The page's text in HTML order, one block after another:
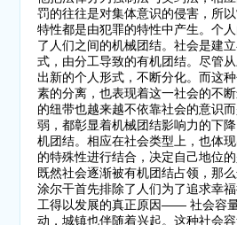
罚的往往是对集体意识的侵害，所
特性都是由犯罪的特性中产生。个
了人们之间的机械团结。社会是建
式，由分工导致的有机团结。尽管
出新的个人形式，不断分化。而这
素的分离，也表现着这一社会的不
的纽带也越来越不依靠社会的意识
弱，都彰显着机械团结影响力的下
机团结。相应在社会类型上，也体
的特殊性进行结合，决定自己地位
既然社会逐渐被有机团结占领，那
涂尔干首先排除了人们为了追求幸
工得以发展的真正原因—— 社会容
动，城镇也伴随着兴起。这种社会